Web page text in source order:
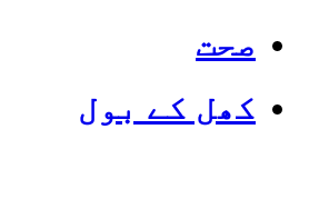
صحت
کھل کے بول